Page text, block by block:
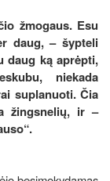
žmogaus. Esu
daug, – šypteli
daug ką aprėpti,
niekada
suplanuoti. Čia
žingsnelių, ir –